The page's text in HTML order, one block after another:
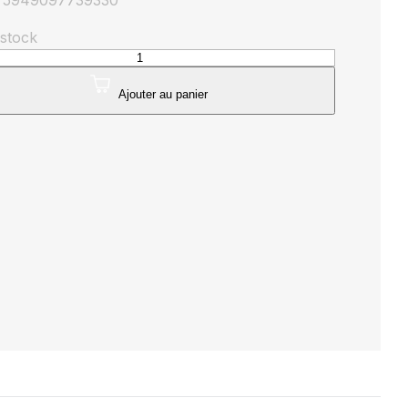
Ajouter au panier